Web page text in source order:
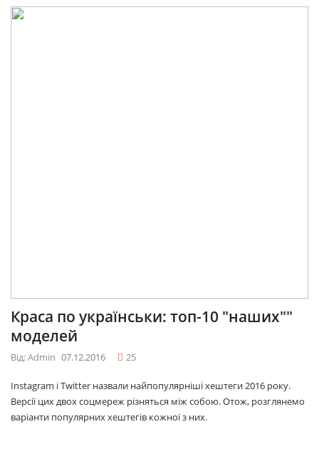
Краса по українськи: топ-10 "наших""
моделей
Від: Admin 07.12.2016 25
Instagram і Twitter назвали найпопулярніші хештеги 2016 року.
Версії цих двох соцмереж різняться між собою. Отож, розглянемо
варіанти популярних хештегів кожної з них.